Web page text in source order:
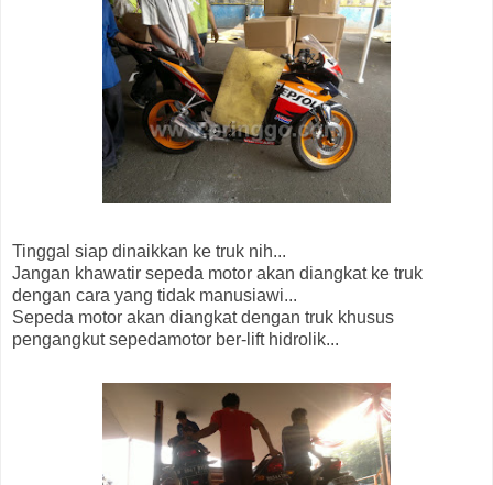
Tinggal siap dinaikkan ke truk nih...
Jangan khawatir sepeda motor akan diangkat ke truk
dengan cara yang tidak manusiawi...
Sepeda motor akan diangkat dengan truk khusus
pengangkut sepedamotor ber-lift hidrolik...